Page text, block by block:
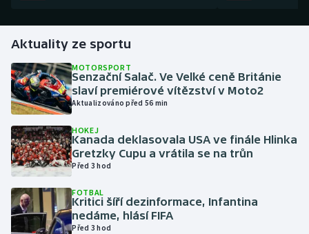
Golf
Gymnastika
Házená
Jezdectví
Judo
Krasobruslení
Aktuality ze sportu
MOTORSPORT
Senzační Salač. Ve Velké ceně Británie
slaví premiérové vítězství v Moto2
Aktualizováno před 56 min
HOKEJ
Kanada deklasovala USA ve finále Hlinka
Gretzky Cupu a vrátila se na trůn
Před 3 hod
FOTBAL
Kritici šíří dezinformace, Infantina
nedáme, hlásí FIFA
Před 3 hod